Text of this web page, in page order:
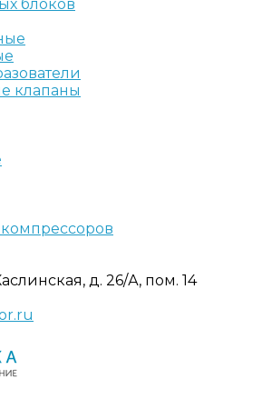
блоков
клапаны
д. 26/А, пом. 14